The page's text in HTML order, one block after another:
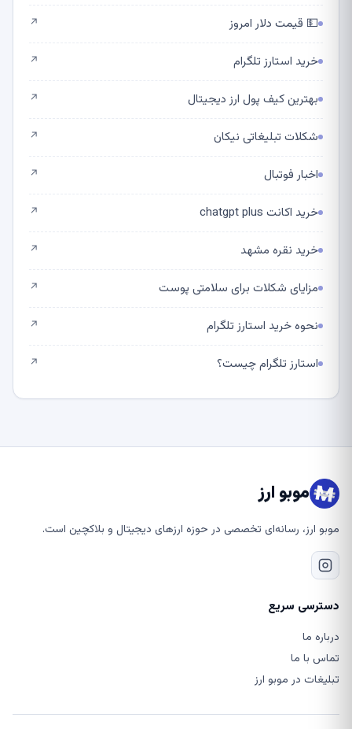
💵 قیمت دلار امروز ↗
خرید استارز تلگرام ↗
بهترین کیف پول ارز دیجیتال ↗
شکلات تبلیغاتی نیکان ↗
اخبار فوتبال ↗
خرید اکانت chatgpt plus ↗
خرید نقره مشهد ↗
مزایای شکلات برای سلامتی پوست ↗
نحوه خرید استارز تلگرام ↗
استارز تلگرام چیست؟ ↗
موبو ارز
موبو ارز، رسانه‌ای تخصصی در حوزه ارزهای دیجیتال و بلاکچین است.
دسترسی سریع
درباره ما
تماس با ما
تبلیغات در موبو ارز